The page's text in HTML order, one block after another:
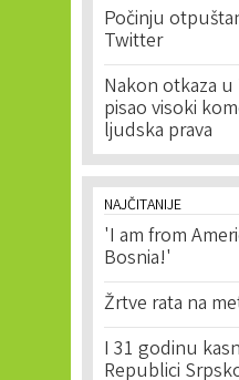
Počinju
Twitter
Nakon otkaza
pisao visoki
ljudska prava
NAJČITANIJE
'I am from
Bosnia!'
Žrtve rata na
I 31 godinu
Republici